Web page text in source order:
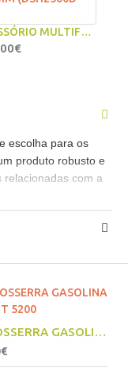
ACESSÓRIO MULTIFUNÇÕES CORTA SEBES EFCO D.26MM (DSH2500D-PU)
escolha para os
produto robusto e
com a
os
rápida e prática
de trabalho.
MOTOSSERRA GASOLINA EFCO MT 5200